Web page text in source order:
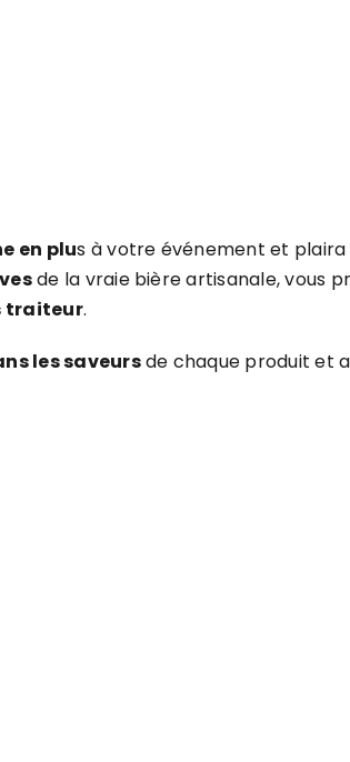
en plus à votre événement et plaira
de la vraie bière artisanale, vous
traiteur.
les saveursde chaque produit et